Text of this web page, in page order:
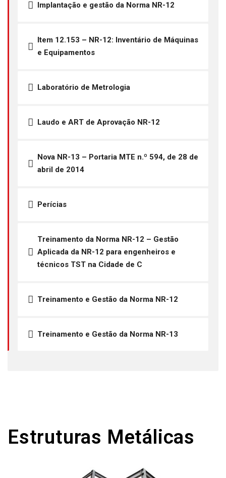
Implantação e gestão da Norma NR-12
Item 12.153 – NR-12: Inventário de Máquinas
e Equipamentos
Laboratório de Metrologia
Laudo e ART de Aprovação NR-12
Nova NR-13 – Portaria MTE n.º 594, de 28 de
abril de 2014
Perícias
Treinamento da Norma NR-12 – Gestão
Aplicada da NR-12 para engenheiros e
técnicos TST na Cidade de C
Treinamento e Gestão da Norma NR-12
Treinamento e Gestão da Norma NR-13
Estruturas Metálicas